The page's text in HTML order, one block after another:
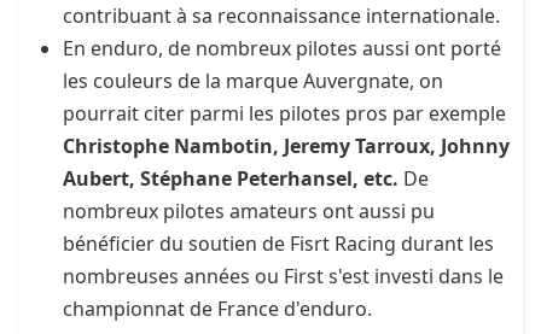
contribuant à sa reconnaissance internationale.
En enduro, de nombreux pilotes aussi ont porté
les couleurs de la marque Auvergnate, on
pourrait citer parmi les pilotes pros par exemple
Christophe Nambotin, Jeremy Tarroux, Johnny
Aubert, Stéphane Peterhansel, etc. De
nombreux pilotes amateurs ont aussi pu
bénéficier du soutien de Fisrt Racing durant les
nombreuses années ou First s'est investi dans le
championnat de France d'enduro.